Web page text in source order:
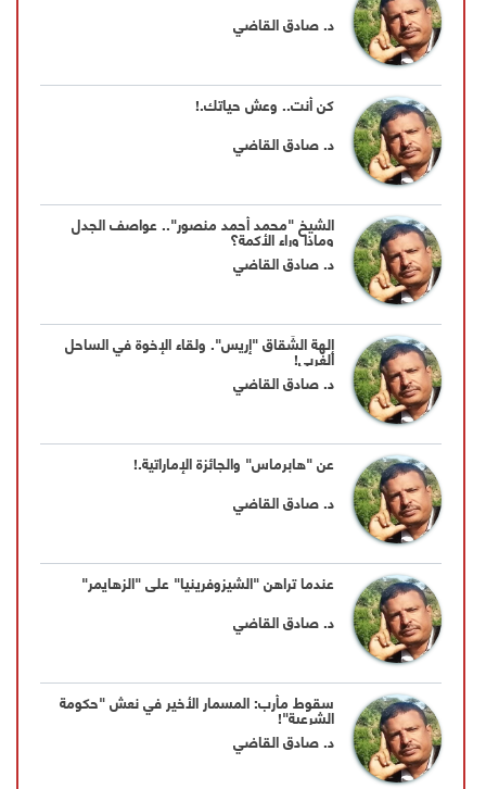
د. صادق القاضي
كن أنت.. وعش حياتك.!
د. صادق القاضي
الشيخ "محمد أحمد منصور".. عواصف الجدل
وماذا وراء الأكمة؟
د. صادق القاضي
إلهة الشِّقاق "إريس". ولقاء الإخوة في الساحل
الغربي!
د. صادق القاضي
عن "هابرماس" والجائزة الإماراتية.!
د. صادق القاضي
عندما تراهن "الشيزوفرينيا" على "الزهايمر"
د. صادق القاضي
سقوط مأرب: المسمار الأخير في نعش "حكومة
الشرعية"!
د. صادق القاضي